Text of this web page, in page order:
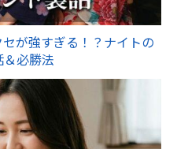
セが強すぎる！？ナイトの
必勝法